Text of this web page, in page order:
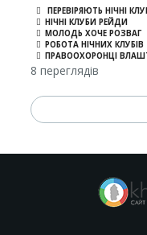
ПЕРЕВІРЯЮТЬ НІЧНІ
НІЧНІ КЛУБИ РЕЙДИ
МОЛОДЬ ХОЧЕ РОЗВАГ
РОБОТА НІЧНИХ КЛУБІВ
ПРАВООХОРОНЦІ
8 переглядів